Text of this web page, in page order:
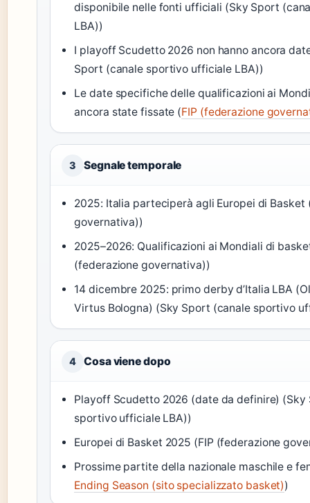
disponibile nelle fonti ufficiali (Sky Sport
LBA))
I playoff Scudetto 2026 non hanno ancora
Sport (canale sportivo ufficiale LBA))
Le date specifiche delle qualificazioni ai
ancora state fissate (FIP (federazione
3 Segnale temporale
2025: Italia parteciperà agli Europei di Basket
governativa))
2025–2026: Qualificazioni ai Mondiali di
(federazione governativa))
14 dicembre 2025: primo derby d’Italia LBA
Virtus Bologna) (Sky Sport (canale sportivo
4 Cosa viene dopo
Playoff Scudetto 2026 (date da definire) (Sky
sportivo ufficiale LBA))
Europei di Basket 2025 (FIP (federazione
Prossime partite della nazionale maschile e
Ending Season (sito specializzato basket))